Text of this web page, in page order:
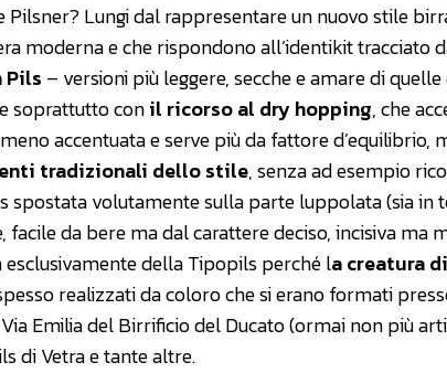
Pilsner? Lungi dal rappresentare un nuovo stile
moderna e che rispondono all’identikit tracciato
Pils – versioni più leggere, secche e amare di
soprattutto conil ricorso al dry hopping, che
accentuata e serve più da fattore d’equilibrio,
tradizionali dello stile, senza ad esempio
spostata volutamente sulla parte luppolata (sia in
facile da bere ma dal carattere deciso, incisiva ma
della Tipopils perché la creatura
realizzati da coloro che si erano formati
Emilia del Birrificio del Ducato (ormai non più
di Vetra e tante altre.